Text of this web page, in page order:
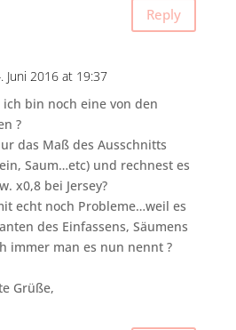
Reply
Juni 2016 at 19:37
ich bin noch eine von den
?
das Maß des Ausschnitts
Saum…etc) und rechnest es
x0,8 bei Jersey?
echt noch Probleme…weil es
des Einfassens, Säumens
immer man es nun nennt ?
Grüße,